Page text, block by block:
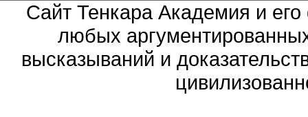
Сайт Тенкара Академия и
любых
высказываний и